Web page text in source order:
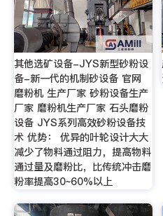
其他选矿设备-JYS新型砂粉设
备-新一代的机制砂设备 官网
磨粉机 生产厂家 砂粉设备生产
厂家 磨粉机生产厂家 石头磨粉
设备 JYS系列高效砂粉设备技
术 优势： 优异的叶轮设计大大
减少了物料通过阻力，提高物料
通过量及磨粉比，比传统冲击磨
粉率提高30~60%以上